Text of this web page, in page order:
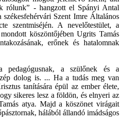
rólunk” - hangzott el Spányi Antal
székesfehérvári Szent Imre Általános
szentmiséjén. A nevelőtestület, a
köszöntőjében Ugrits Tamás
erőnek és hatalomnak
pedagógusnak, a szülőnek és a
dolog is. ... Ha a tudás meg van
tanítására épül az ember élete,
sikeres lesz a földön, és elnyeri az
atya. Majd a köszönet virágait
hálából állandó imádságos